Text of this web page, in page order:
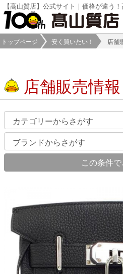
【高山質店】公式サイト｜価格が違う
トップページ 安く買いたい！ 店舗
店舗販売情報
この条件